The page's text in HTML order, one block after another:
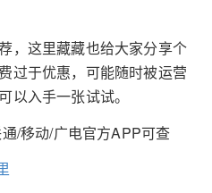
，这里藏藏也给大家分享个
过于优惠，可能随时被运营
以入手一张试试。
/移动/广电官方APP可查